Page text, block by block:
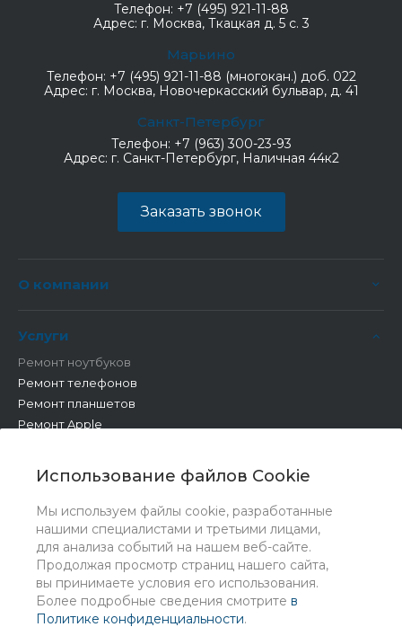
Использование файлов Cookie
Мы используем файлы cookie, разработанные
нашими специалистами и третьими лицами,
для анализа событий на нашем веб-сайте.
Продолжая просмотр страниц нашего сайта,
вы принимаете условия его использования.
Более подробные сведения смотрите в
Политике конфиденциальности.
Телефон: +7 (495) 921-11-88
Адрес: г. Москва, Ткацкая д. 5 с. 3
Марьино
Телефон: +7 (495) 921-11-88 (многокан.) доб. 022
Адрес: г. Москва, Новочеркасский бульвар, д. 41
Санкт-Петербург
Телефон: +7 (963) 300-23-93
Адрес: г. Санкт-Петербург, Наличная 44к2
Заказать звонок
О компании
Услуги
Ремонт ноутбуков
Ремонт телефонов
Ремонт планшетов
Ремонт Apple